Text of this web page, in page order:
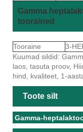
Gamma
toorained
Tooraine
3-
Kuumad sildid:
laos, tasuta proov,
hind, kvaliteet, 1-
Toote silt
Gamma-